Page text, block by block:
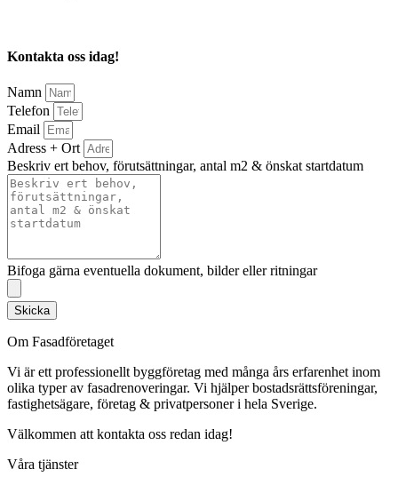
Kontakta oss idag!
Namn
Telefon
Email
Adress + Ort
Beskriv ert behov, förutsättningar, antal m2 & önskat startdatum
Bifoga gärna eventuella dokument, bilder eller ritningar
Skicka
Om Fasadföretaget
Vi är ett professionellt byggföretag med många års erfarenhet inom
olika typer av fasadrenoveringar. Vi hjälper bostadsrättsföreningar,
fastighetsägare, företag & privatpersoner i hela Sverige.
Välkommen att kontakta oss redan idag!
Våra tjänster